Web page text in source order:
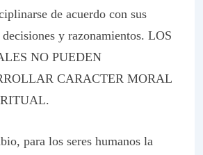
de acuerdo con sus
y razonamientos. LOS
NO PUEDEN
CARACTER MORAL
para los seres humanos la